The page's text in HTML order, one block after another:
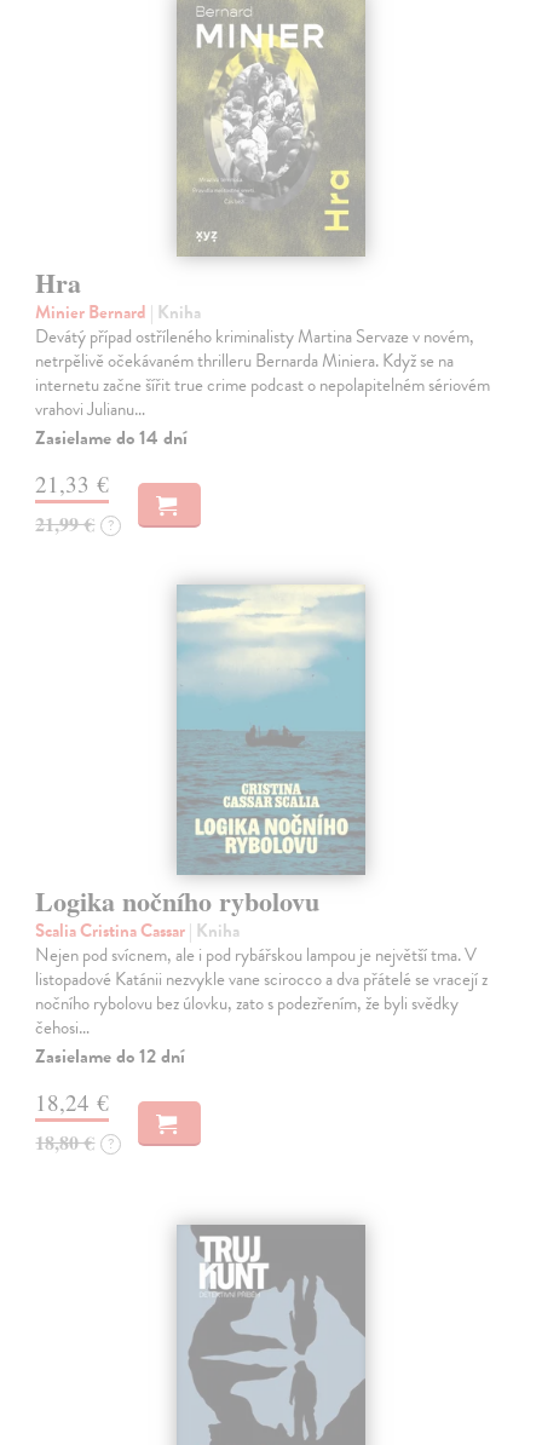
Hra
Minier Bernard | Kniha
Devátý případ ostříleného kriminalisty Martina Servaze v novém,
netrpělivě očekávaném thrilleru Bernarda Miniera. Když se na
internetu začne šířit true crime podcast o nepolapitelném sériovém
vrahovi Julianu…
Zasielame do 14 dní
21,33 €
21,99 € ?
Logika nočního rybolovu
Scalia Cristina Cassar| Kniha
Nejen pod svícnem, ale i pod rybářskou lampou je největší tma. V
listopadové Katánii nezvykle vane scirocco a dva přátelé se vracejí z
nočního rybolovu bez úlovku, zato s podezřením, že byli svědky
čehosi…
Zasielame do 12 dní
18,24 €
18,80 € ?